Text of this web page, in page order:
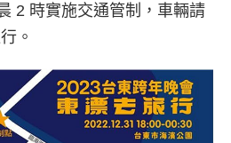
2 時實施交通管制，車輛請
。